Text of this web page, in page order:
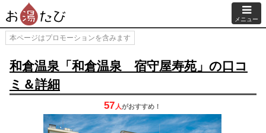
メニュー
本ページはプロモーションを含みます
和倉温泉「和倉温泉 宿守屋寿苑」の口コ
ミ＆詳細
57 人がおすすめ！